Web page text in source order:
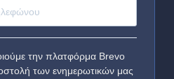
την πλατφόρμα Brevo
των ενημερωτικών μας